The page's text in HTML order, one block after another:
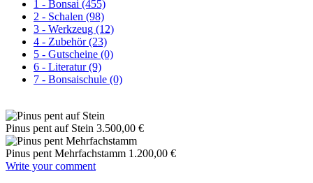
1 - Bonsai (455)
2 - Schalen (98)
3 - Werkzeug (12)
4 - Zubehör (23)
5 - Gutscheine (0)
6 - Literatur (9)
7 - Bonsaischule (0)
Pinus pent auf Stein 3.500,00 €
Pinus pent Mehrfachstamm 1.200,00 €
Write your comment